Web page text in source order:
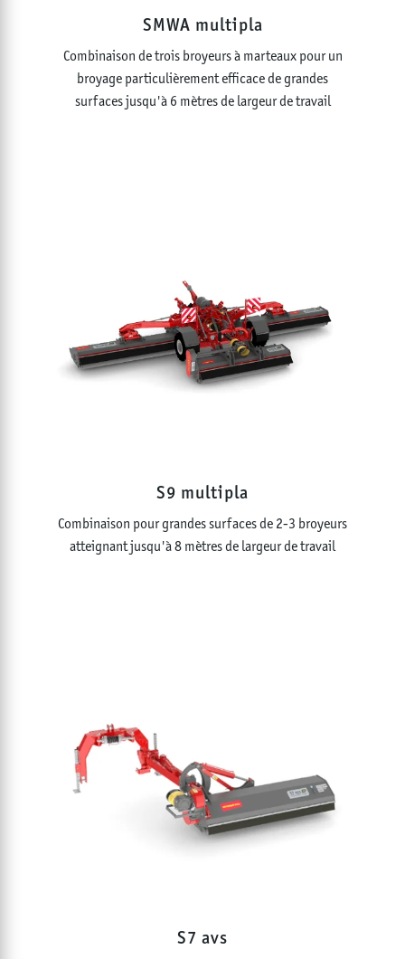
SMWA multipla
Combinaison de trois broyeurs à marteaux pour un
broyage particulièrement efficace de grandes
surfaces jusqu'à 6 mètres de largeur de travail
S9 multipla
Combinaison pour grandes surfaces de 2-3 broyeurs
atteignant jusqu'à 8 mètres de largeur de travail
S7 avs